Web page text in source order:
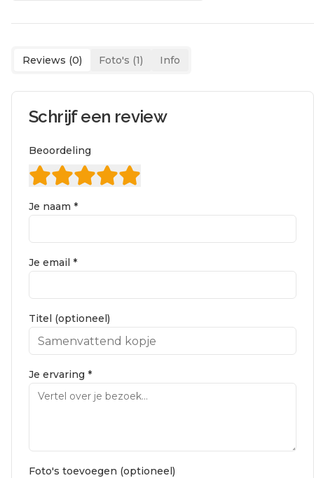
Reviews (0) Foto's (1) Info
Schrijf een review
Beoordeling
Je naam *
Je email *
Titel (optioneel)
Je ervaring *
Foto's toevoegen (optioneel)